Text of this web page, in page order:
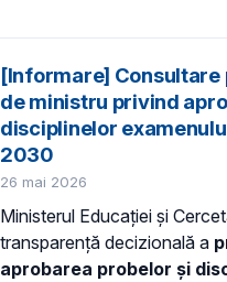
[Informare] Consultare
de ministru privind
disciplinelor
2030
26 mai 2026
Ministerul Educației și
transparență decizională a
aprobarea probelor și